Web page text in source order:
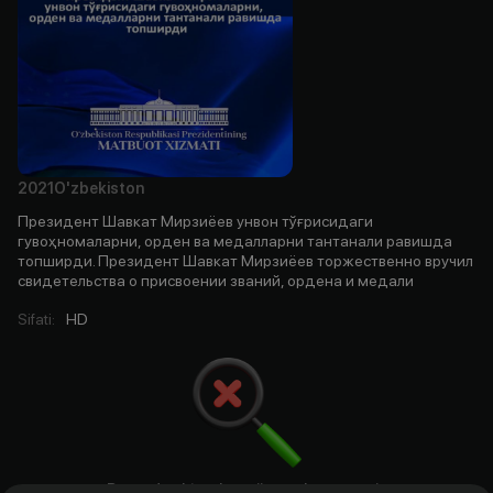
2021 O'zbekiston
Президент Шавкат Мирзиёев унвон тўғрисидаги
гувоҳномаларни, орден ва медалларни тантанали равишда
топширди. Президент Шавкат Мирзиёев торжественно вручил
свидетельства о присвоении званий, ордена и медали
Sifati: HD
Bu yerda aktyorlar, rejissyorlar. ssenariy